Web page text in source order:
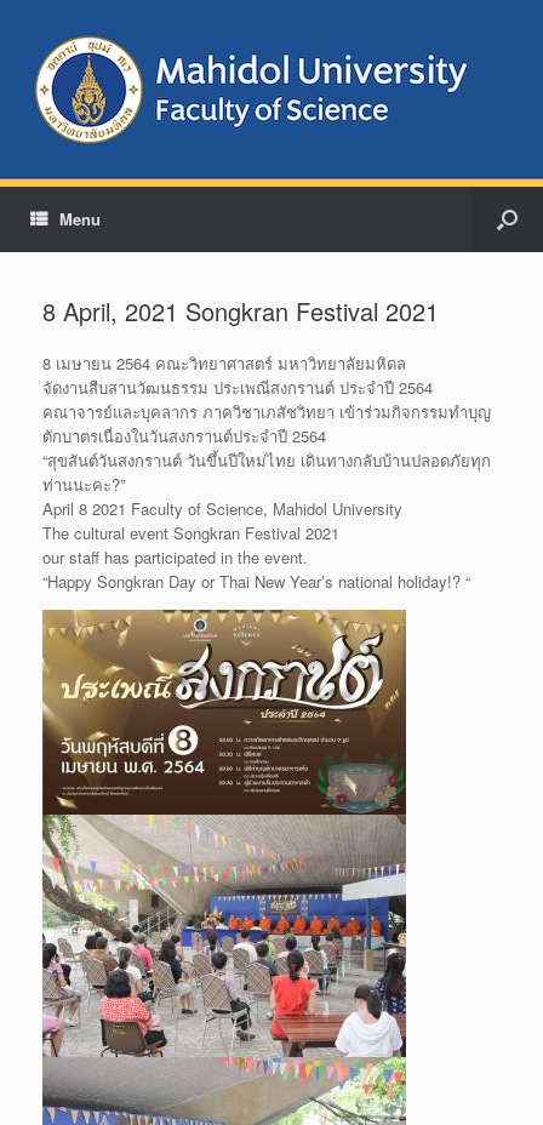
Menu
8 April, 2021 Songkran Festival 2021
8 เมษายน 2564 คณะวิทยาศาสตร์ มหาวิทยาลัยมหิดล
จัดงานสืบสานวัฒนธรรม ประเพณีสงกรานต์ ประจำปี 2564
คณาจารย์และบุคลากร ภาควิชาเภสัชวิทยา เข้าร่วมกิจกรรมทำบุญ
ตักบาตรเนื่องในวันสงกรานต์ประจำปี 2564
“สุขสันต์วันสงกรานต์ วันขึ้นปีใหม่ไทย เดินทางกลับบ้านปลอดภัยทุก
ท่านนะคะ?”
April 8 2021 Faculty of Science, Mahidol University
The cultural event Songkran Festival 2021
our staff has participated in the event.
“Happy Songkran Day or Thai New Year’s national holiday!? “